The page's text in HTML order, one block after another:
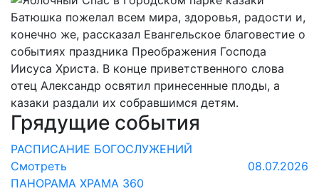
Батюшка пожелал всем мира, здоровья, радости и,
конечно же, рассказал Евангельское благовестие о
событиях праздника Преображения Господа
Иисуса Христа. В конце приветственного слова
отец Александр освятил принесенные плоды, а
казаки раздали их собравшимся детям.
Грядущие события
РАСПИСАНИЕ БОГОСЛУЖЕНИЙ
Смотреть
08.07.2026
ПАНОРАМА ХРАМА 360